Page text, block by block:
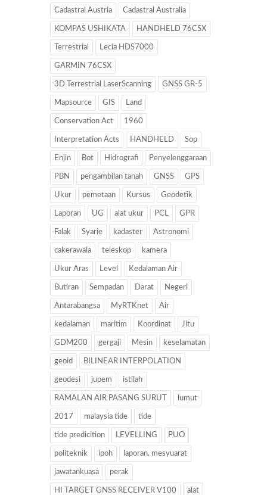
Cadastral Austria Cadastral Australia
KOMPAS USHIKATA HANDHELD 76CSX
Terrestrial Lecia HDS7000
GARMIN 76CSX
3D Terrestrial LaserScanning GNSS GR-5
Mapsource GIS Land
Conservation Act 1960
Interpretation Acts HANDHELD Sop
Enjin Bot Hidrografi Penyelenggaraan
PBN pengambilan tanah GNSS GPS
Ukur pemetaan Kursus Geodetik
Laporan UG alat ukur PCL GPR
Falak Syarie kadaster Astronomi
cakerawala teleskop kamera
Ukur Aras Level Kedalaman Air
Butiran Sempadan Darat Negeri
Antarabangsa MyRTKnet Air
kedalaman maritim Koordinat Jitu
GDM200 gergaji Mesin keselamatan
geoid BILINEAR INTERPOLATION
geodesi jupem istilah
RAMALAN AIR PASANG SURUT lumut
2017 malaysia tide tide
tide predicition LEVELLING PUO
politeknik ipoh laporan. mesyuarat
jawatankuasa perak
HI TARGET GNSS RECEIVER V100 alat